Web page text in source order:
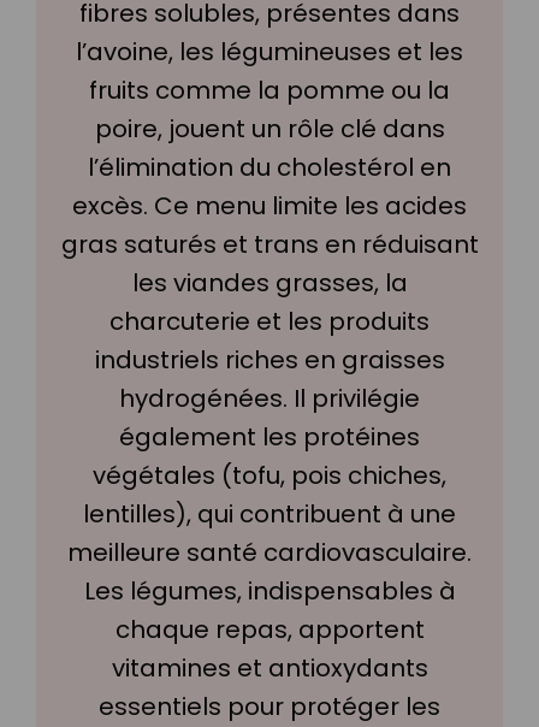
fibres solubles, présentes dans
l’avoine, les légumineuses et les
fruits comme la pomme ou la
poire, jouent un rôle clé dans
l’élimination du cholestérol en
excès. Ce menu limite les acides
gras saturés et trans en réduisant
les viandes grasses, la
charcuterie et les produits
industriels riches en graisses
hydrogénées. Il privilégie
également les protéines
végétales (tofu, pois chiches,
lentilles), qui contribuent à une
meilleure santé cardiovasculaire.
Les légumes, indispensables à
chaque repas, apportent
vitamines et antioxydants
essentiels pour protéger les